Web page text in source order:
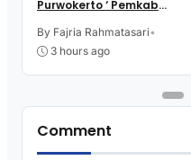
Purwokerto ‘ Pemkab
Bersinergi
By Fajria Rahmatasari•
3 hours ago
Comment